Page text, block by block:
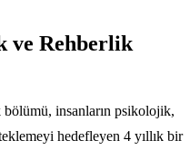
ve Rehberlik
insanların psikolojik,
hedefleyen 4 yıllık bir